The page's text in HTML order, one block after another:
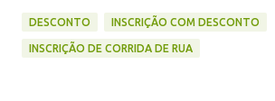
DESCONTO INSCRIÇÃO COM DESCONTO
INSCRIÇÃO DE CORRIDA DE RUA